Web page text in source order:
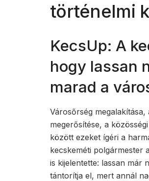
történelmi
KecsUp: A
hogy lassan
marad a
Városőrség
megerősítése, a
között ezeket ígéri a
kecskeméti polgármester a
is kijelentette: lassan már
tántorítja el, mert annál